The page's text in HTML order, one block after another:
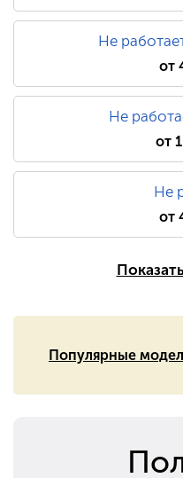
Не
от
Не
от
Не
от
Популярные